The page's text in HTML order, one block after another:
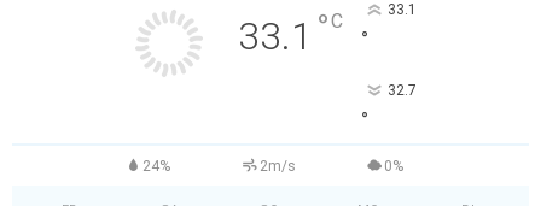
33.1 °C 33.1
°
32.7
°
24% 2m/s 0%